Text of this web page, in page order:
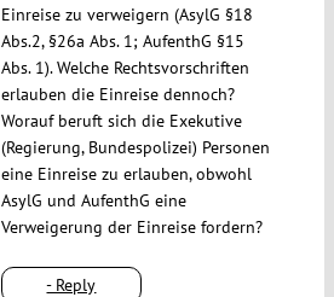
- Reply
Einreise zu verweigern (AsylG §18
Abs.2, §26a Abs. 1; AufenthG §15
Abs. 1). Welche Rechtsvorschriften
erlauben die Einreise dennoch?
Worauf beruft sich die Exekutive
(Regierung, Bundespolizei) Personen
eine Einreise zu erlauben, obwohl
AsylG und AufenthG eine
Verweigerung der Einreise fordern?